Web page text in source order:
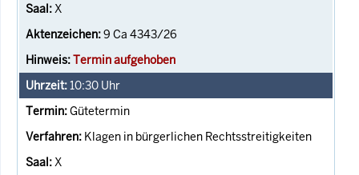
X
9 Ca 4343/26
Termin aufgehoben
10:30 Uhr
Gütetermin
Klagen in bürgerlichen Rechtsstreitigkeiten
X